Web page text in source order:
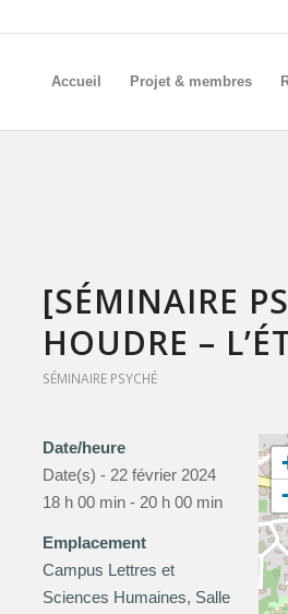
Accueil Projet & membres
[SÉMINAIRE
HOUDRE –
SÉMINAIRE PSYCHÉ
Date/heure
Date(s) - 22 février 2024
18 h 00 min - 20 h 00 min
Emplacement
Campus Lettres et
Sciences Humaines, Salle